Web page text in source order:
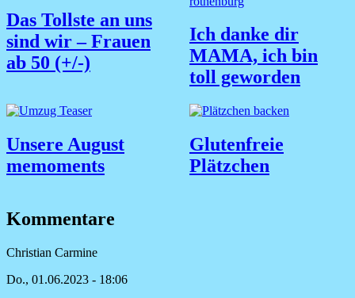
Das Tollste an uns
sind wir – Frauen
ab 50 (+/-)
Ich danke dir
MAMA, ich bin
toll geworden
Unsere August
memoments
Glutenfreie
Plätzchen
Kommentare
Christian Carmine
Do., 01.06.2023 - 18:06